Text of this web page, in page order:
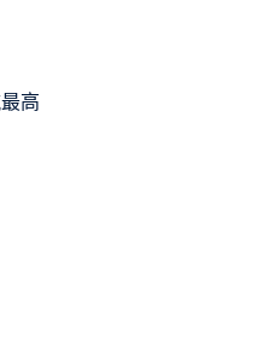
高